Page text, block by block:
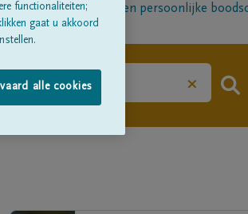
te betuigen met een persoonlijke
×
functionaliteiten;
gaat u akkoord
alle cookies